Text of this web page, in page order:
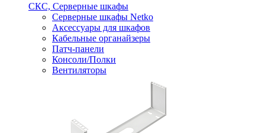
СКС, Серверные шкафы
Серверные шкафы Netko
Аксессуары для шкафов
Кабельные органайзеры
Патч-панели
Консоли/Полки
Вентиляторы